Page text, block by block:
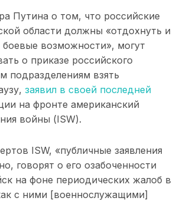
Путина о том, что российские
области должны «отдохнуть и
боевые возможности», могут
о приказе российского
подразделениям взять
заявил в своей последней
на фронте американский
войны (ISW).
ISW, «публичные заявления
говорят о его озабоченности
на фоне периодических жалоб в
с ними [военнослужащими]